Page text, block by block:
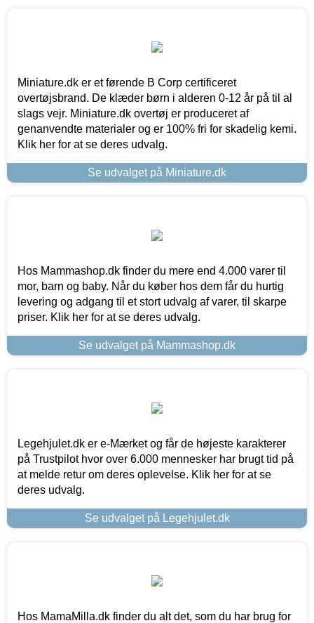
Miniature.dk er et førende B Corp certificeret
overtøjsbrand. De klæder børn i alderen 0-12 år på til al
slags vejr. Miniature.dk overtøj er produceret af
genanvendte materialer og er 100% fri for skadelig kemi.
Klik her for at se deres udvalg.
Se udvalget på Miniature.dk
Hos Mammashop.dk finder du mere end 4.000 varer til
mor, barn og baby. Når du køber hos dem får du hurtig
levering og adgang til et stort udvalg af varer, til skarpe
priser. Klik her for at se deres udvalg.
Se udvalget på Mammashop.dk
Legehjulet.dk er e-Mærket og får de højeste karakterer
på Trustpilot hvor over 6.000 mennesker har brugt tid på
at melde retur om deres oplevelse. Klik her for at se
deres udvalg.
Se udvalget på Legehjulet.dk
Hos MamaMilla.dk finder du alt det, som du har brug for